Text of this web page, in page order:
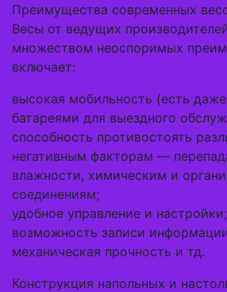
Преимущества современных
Весы от ведущих
множеством неоспоримых
включает:
высокая мобильность (есть
батареями для выездного
способность противостоять
негативным факторам —
влажности, химическим и
соединениям;
удобное управление и настройки;
возможность записи
механическая прочность и тд.
Конструкция напольных и